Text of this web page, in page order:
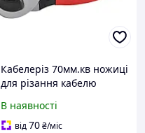
Кабелеріз 70мм.кв ножиці
для різання кабелю
АСКО
В наявності
від70₴/міс